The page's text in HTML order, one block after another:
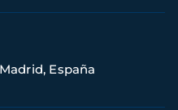
España